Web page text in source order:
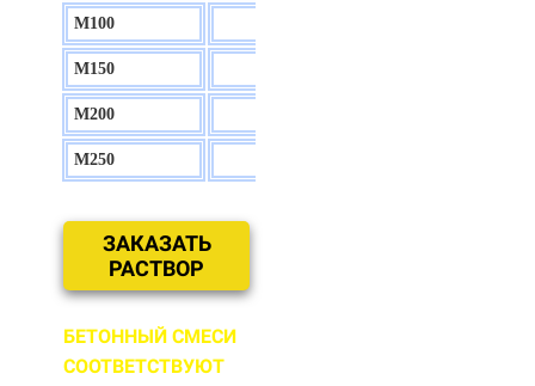
М100
М150
М200
М250
ЗАКАЗАТЬ
РАСТВОР
БЕТОННЫЙ СМЕСИ
СООТВЕТСТВУЮТ